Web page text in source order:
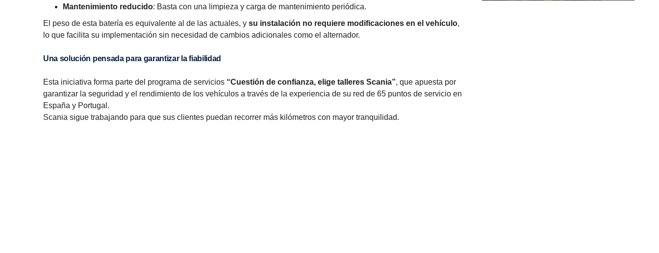
Mantenimiento reducido: Basta con una limpieza y carga de mantenimiento periódica.
El peso de esta batería es equivalente al de las actuales, y su instalación no requiere modificaciones en el vehículo,
lo que facilita su implementación sin necesidad de cambios adicionales como el alternador.
Una solución pensada para garantizar la fiabilidad
Esta iniciativa forma parte del programa de servicios “Cuestión de confianza, elige talleres Scania”, que apuesta por
garantizar la seguridad y el rendimiento de los vehículos a través de la experiencia de su red de 65 puntos de servicio en
España y Portugal.
Scania sigue trabajando para que sus clientes puedan recorrer más kilómetros con mayor tranquilidad.